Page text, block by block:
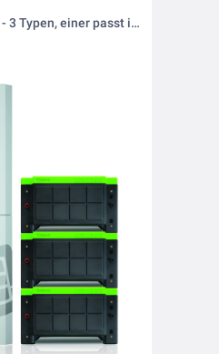
smartblock battery - 3 Typen, einer passt immer!